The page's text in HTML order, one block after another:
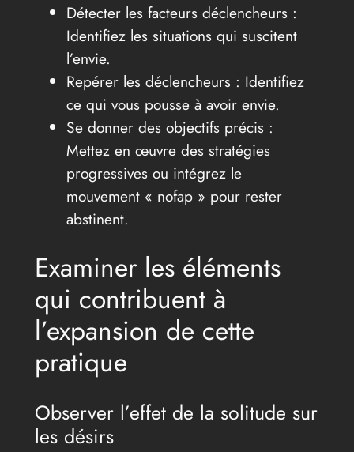
Détecter les facteurs déclencheurs :
Identifiez les situations qui suscitent
l’envie.
Repérer les déclencheurs : Identifiez
ce qui vous pousse à avoir envie.
Se donner des objectifs précis :
Mettez en œuvre des stratégies
progressives ou intégrez le
mouvement « nofap » pour rester
abstinent.
Examiner les éléments
qui contribuent à
l’expansion de cette
pratique
Observer l’effet de la solitude sur
les désirs